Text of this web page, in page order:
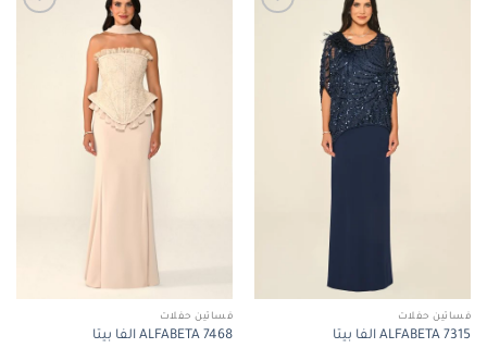
فساتين حفلات
ALFABETA 7315 الفا بيتا
فساتين حفلات
ALFABETA 7468 الفا بيتا